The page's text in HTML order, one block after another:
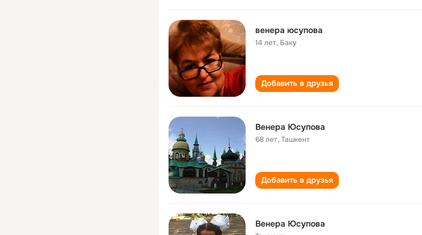
венера юсупова
14 лет, Баку
Добавить в друзья
Венера Юсупова
68 лет,Ташкент
Добавить в друзья
Венера Юсупова